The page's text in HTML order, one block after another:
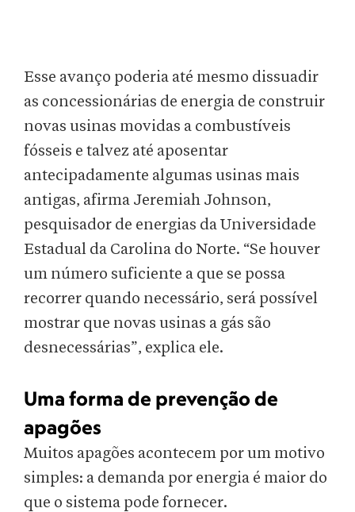
Esse avanço poderia até mesmo dissuadir
as concessionárias de energia de construir
novas usinas movidas a combustíveis
fósseis e talvez até aposentar
antecipadamente algumas usinas mais
antigas, afirma Jeremiah Johnson,
pesquisador de energias da Universidade
Estadual da Carolina do Norte. “Se houver
um número suficiente a que se possa
recorrer quando necessário, será possível
mostrar que novas usinas a gás são
desnecessárias”, explica ele.
Uma forma de prevenção de
apagões
Muitos apagões acontecem por um motivo
simples: a demanda por energia é maior do
que o sistema pode fornecer.